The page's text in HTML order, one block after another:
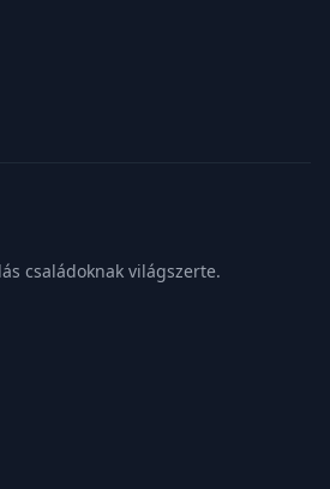
családoknak világszerte.